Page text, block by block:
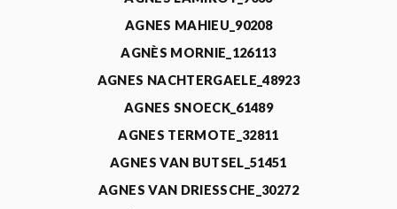
AGNES MAHIEU_90208
AGNÈS MORNIE_126113
AGNES NACHTERGAELE_48923
AGNES SNOECK_61489
AGNES TERMOTE_32811
AGNES VAN BUTSEL_51451
AGNES VAN DRIESSCHE_30272